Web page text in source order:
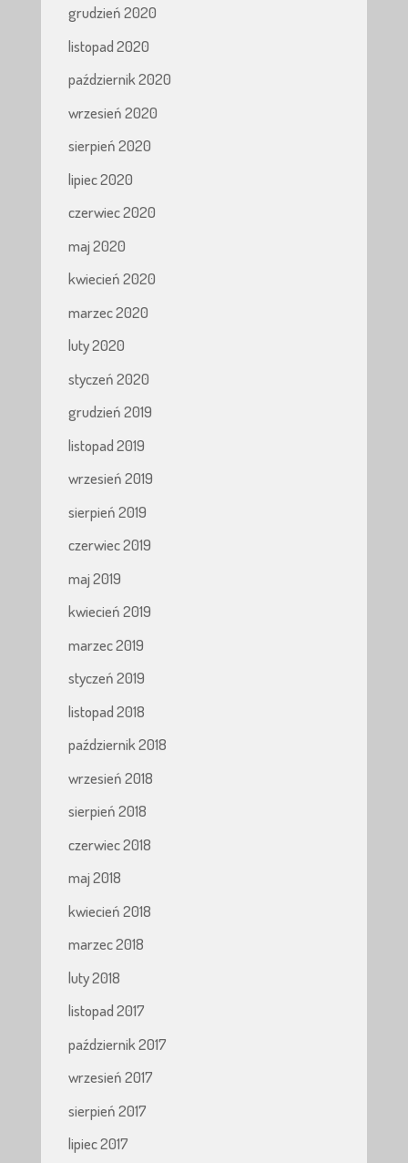
grudzień 2020
listopad 2020
październik 2020
wrzesień 2020
sierpień 2020
lipiec 2020
czerwiec 2020
maj 2020
kwiecień 2020
marzec 2020
luty 2020
styczeń 2020
grudzień 2019
listopad 2019
wrzesień 2019
sierpień 2019
czerwiec 2019
maj 2019
kwiecień 2019
marzec 2019
styczeń 2019
listopad 2018
październik 2018
wrzesień 2018
sierpień 2018
czerwiec 2018
maj 2018
kwiecień 2018
marzec 2018
luty 2018
listopad 2017
październik 2017
wrzesień 2017
sierpień 2017
lipiec 2017